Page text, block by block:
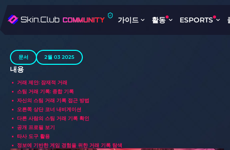
가이드 활동 ESPORTS
문서 2월 03 2025
내용
거래 제안: 잠재적 거래
스팀 거래 기록: 종합 기록
자신의 스팀 거래 기록 접근 방법
오른쪽 상단 코너 내비게이션
다른 사람의 스팀 거래 기록 확인
공개 프로필 보기
타사 도구 활용
정보에 기반한 게임 경험을 위한 거래 기록 탐색